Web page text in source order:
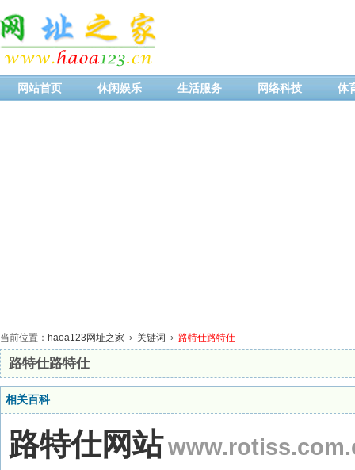
网站首页 休闲娱乐 生活服务 网络科技 体
当前位置： haoa123网址之家 › 关键词 › 路特仕路特仕
路特仕路特仕
相关百科
路特仕网站